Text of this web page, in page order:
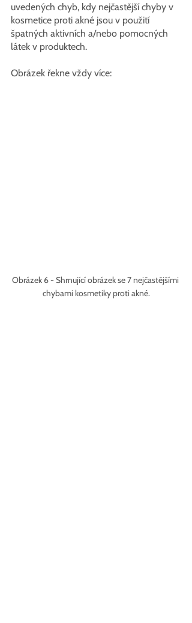
uvedených chyb, kdy nejčastější chyby v
kosmetice proti akné jsou v použití
špatných aktivních a/nebo pomocných
látek v produktech.
Obrázek řekne vždy více:
Obrázek 6 - Shrnující obrázek se 7 nejčastějšími
chybami kosmetiky proti akné.